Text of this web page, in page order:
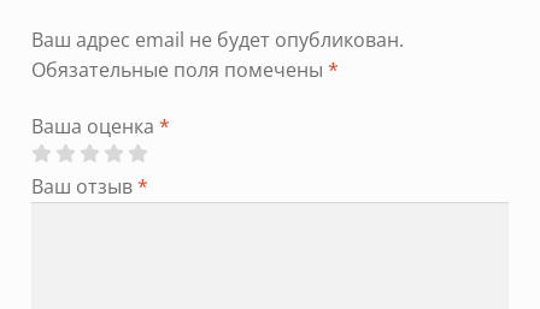
Ваш адрес email не будет опубликован.
Обязательные поля помечены *
Ваша оценка *
Ваш отзыв*